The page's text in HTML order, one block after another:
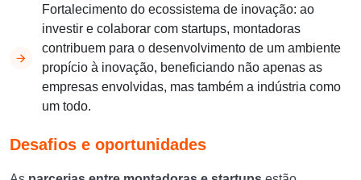
Fortalecimento do ecossistema de inovação: ao
investir e colaborar com startups, montadoras
contribuem para o desenvolvimento de um ambiente
propício à inovação, beneficiando não apenas as
empresas envolvidas, mas também a indústria como
um todo.
Desafios e oportunidades